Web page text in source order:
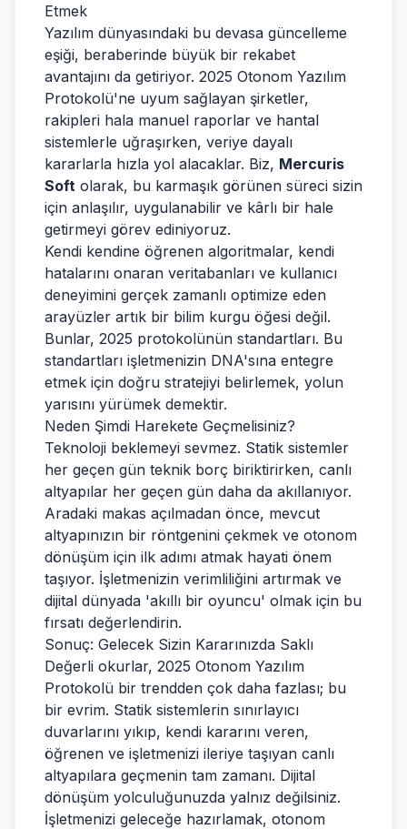
Etmek
Yazılım dünyasındaki bu devasa güncelleme
eşiği, beraberinde büyük bir rekabet
avantajını da getiriyor. 2025 Otonom Yazılım
Protokolü'ne uyum sağlayan şirketler,
rakipleri hala manuel raporlar ve hantal
sistemlerle uğraşırken, veriye dayalı
kararlarla hızla yol alacaklar. Biz, Mercuris
Soft olarak, bu karmaşık görünen süreci sizin
için anlaşılır, uygulanabilir ve kârlı bir hale
getirmeyi görev ediniyoruz.
Kendi kendine öğrenen algoritmalar, kendi
hatalarını onaran veritabanları ve kullanıcı
deneyimini gerçek zamanlı optimize eden
arayüzler artık bir bilim kurgu öğesi değil.
Bunlar, 2025 protokolünün standartları. Bu
standartları işletmenizin DNA'sına entegre
etmek için doğru stratejiyi belirlemek, yolun
yarısını yürümek demektir.
Neden Şimdi Harekete Geçmelisiniz?
Teknoloji beklemeyi sevmez. Statik sistemler
her geçen gün teknik borç biriktirirken, canlı
altyapılar her geçen gün daha da akıllanıyor.
Aradaki makas açılmadan önce, mevcut
altyapınızın bir röntgenini çekmek ve otonom
dönüşüm için ilk adımı atmak hayati önem
taşıyor. İşletmenizin verimliliğini artırmak ve
dijital dünyada 'akıllı bir oyuncu' olmak için bu
fırsatı değerlendirin.
Sonuç: Gelecek Sizin Kararınızda Saklı
Değerli okurlar, 2025 Otonom Yazılım
Protokolü bir trendden çok daha fazlası; bu
bir evrim. Statik sistemlerin sınırlayıcı
duvarlarını yıkıp, kendi kararını veren,
öğrenen ve işletmenizi ileriye taşıyan canlı
altyapılara geçmenin tam zamanı. Dijital
dönüşüm yolculuğunuzda yalnız değilsiniz.
İşletmenizi geleceğe hazırlamak, otonom